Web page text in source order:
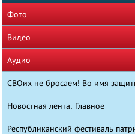
Фото
Видео
Аудио
СВОих не бросаем! Во имя
Новостная лента. Главное
Республиканский фестиваль